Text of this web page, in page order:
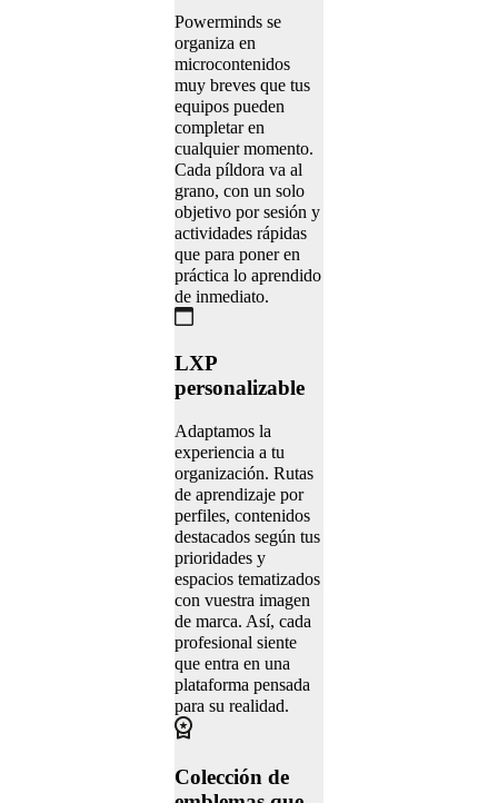
Powerminds se
organiza en
microcontenidos
muy breves que tus
equipos pueden
completar en
cualquier momento.
Cada píldora va al
grano, con un solo
objetivo por sesión y
actividades rápidas
que para poner en
práctica lo aprendido
de inmediato.
LXP
personalizable
Adaptamos la
experiencia a tu
organización. Rutas
de aprendizaje por
perfiles, contenidos
destacados según tus
prioridades y
espacios tematizados
con vuestra imagen
de marca. Así, cada
profesional siente
que entra en una
plataforma pensada
para su realidad.
Colección de